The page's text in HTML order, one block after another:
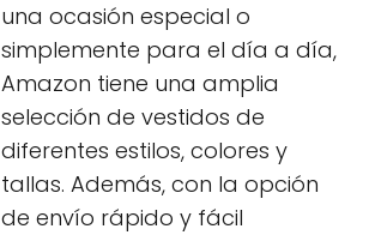
una ocasión especial o
simplemente para el día a día,
Amazon tiene una amplia
selección de vestidos de
diferentes estilos, colores y
tallas. Además, con la opción
de envío rápido y fácil